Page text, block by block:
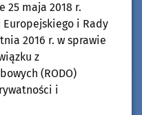
25 maja 2018 r.
i Rady
2016 r. w sprawie
z
(RODO)
i